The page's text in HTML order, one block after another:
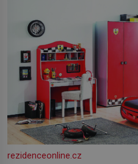
rezidenceonline.cz